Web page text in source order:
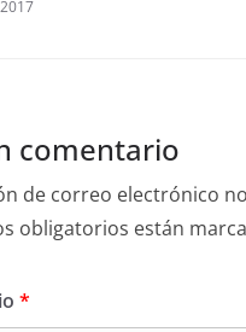
comentario
de correo electrónico
obligatorios están
*